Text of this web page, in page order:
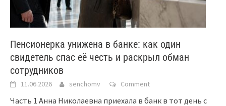
Пенсионерка унижена в банке: как один
свидетель спас её честь и раскрыл обман
сотрудников
11.06.2026 senchomv Comment
Часть 1 Анна Николаевна приехала в банк в тот день с